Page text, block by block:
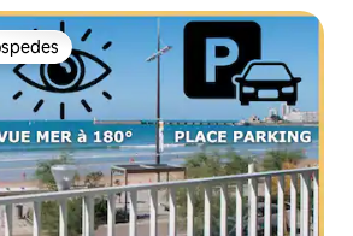
dos hóspedes